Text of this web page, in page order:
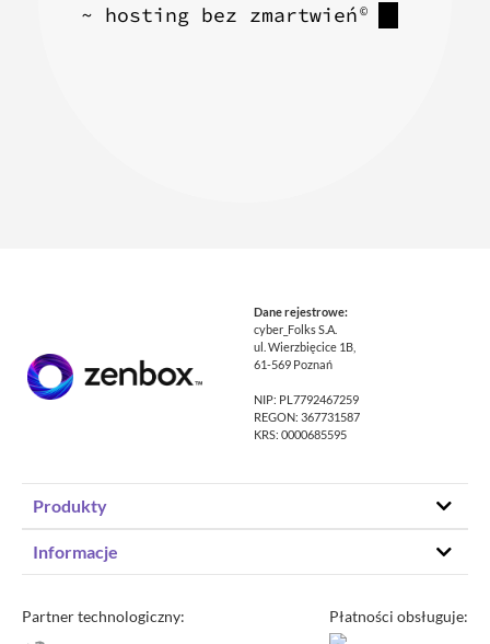
~ hosting bez zmartwień
©
Dane rejestrowe:
cyber_Folks S.A.
ul. Wierzbięcice 1B,
61-569 Poznań
NIP: PL7792467259
REGON: 367731587
KRS: 0000685595
Produkty
Transfer domeny
Informacje
Program partnerski
Partner technologiczny: Płatności obsługuje: